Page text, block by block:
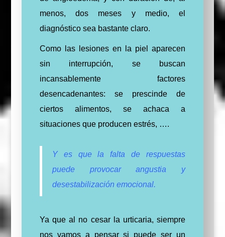
menos, dos meses y medio, el
diagnóstico sea bastante claro.
Como las lesiones en la piel aparecen
sin interrupción, se buscan
incansablemente factores
desencadenantes: se prescinde de
ciertos alimentos, se achaca a
situaciones que producen estrés, ….
Y es que la falta de respuestas
puede provocar angustia y
desestabilización emocional.
Ya que al no cesar la urticaria, siempre
nos vamos a pensar si puede ser un